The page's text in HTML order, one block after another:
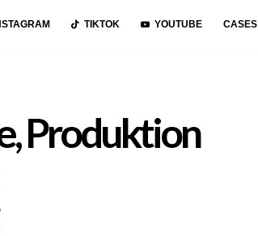
TIKTOK YOUTUBE CASES
Produktion